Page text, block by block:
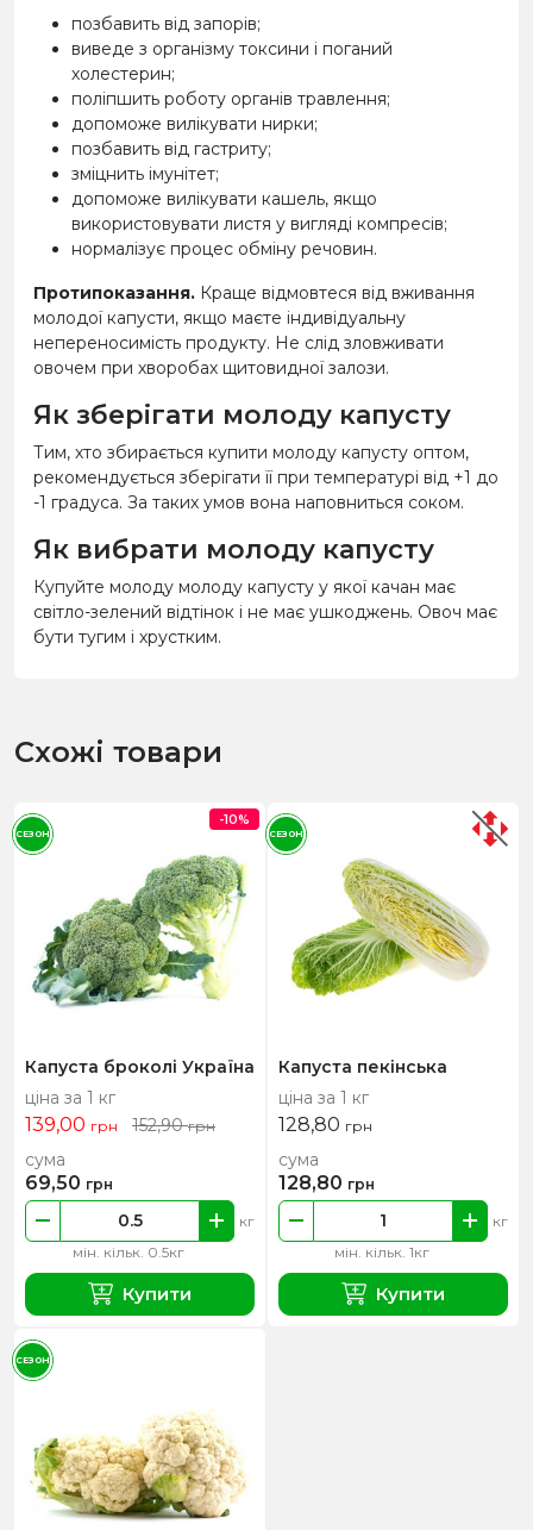
позбавить від запорів;
виведе з організму токсини і поганий
холестерин;
поліпшить роботу органів травлення;
допоможе вилікувати нирки;
позбавить від гастриту;
зміцнить імунітет;
допоможе вилікувати кашель, якщо
використовувати листя у вигляді компресів;
нормалізує процес обміну речовин.
Протипоказання. Краще відмовтеся від вживання
молодої капусти, якщо маєте індивідуальну
непереносимість продукту. Не слід зловживати
овочем при хворобах щитовидної залози.
Як зберігати молоду капусту
Тим, хто збирається купити молоду капусту оптом,
рекомендується зберігати її при температурі від +1 до
-1 градуса. За таких умов вона наповниться соком.
Як вибрати молоду капусту
Купуйте молоду молоду капусту у якої качан має
світло-зелений відтінок і не має ушкоджень. Овоч має
бути тугим і хрустким.
Схожі товари
Капуста броколі Україна
ціна за 1 кг
139,00 грн 152,90грн
мін. кільк. 0.5кг
кг
сума
69,50 грн
Купити
-10%
СЕЗОН
Капуста пекінська
ціна за 1 кг
128,80 грн
мін. кільк. 1кг
кг
сума
128,80 грн
Купити
СЕЗОН
СЕЗОН